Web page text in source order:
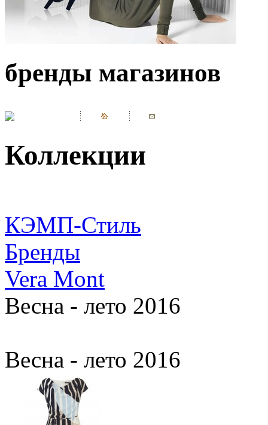
бренды магазинов
Коллекции
КЭМП-Стиль
Бренды
Vera Mont
Весна - лето 2016
Весна - лето 2016